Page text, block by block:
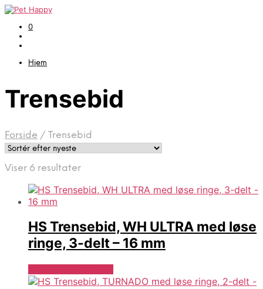
0
Hjem
Trensebid
Forside / Trensebid
Viser 6 resultaterSorteret
seneste
HS Trensebid, WH ULTRA med løse
ringe, 3-delt – 16 mm